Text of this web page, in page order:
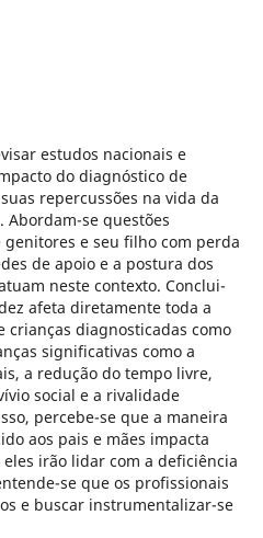
estudos nacionais e
do diagnóstico de
repercussões na vida da
Abordam-se questões
e seu filho com perda
de apoio e a postura dos
neste contexto. Conclui-
afeta diretamente toda a
diagnosticadas como
significativas como a
a redução do tempo livre,
social e a rivalidade
percebe-se que a maneira
aos pais e mães impacta
irão lidar com a deficiência
se que os profissionais
e buscar instrumentalizar-se